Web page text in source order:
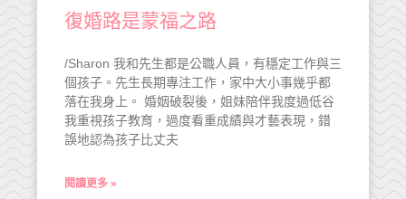
復婚路是蒙福之路
/Sharon 我和先生都是公職人員，有穩定工作與三
個孩子。先生長期專注工作，家中大小事幾乎都
落在我身上。 婚姻破裂後，姐妹陪伴我度過低谷
我重視孩子教育，過度看重成績與才藝表現，錯
誤地認為孩子比丈夫
閱讀更多 »